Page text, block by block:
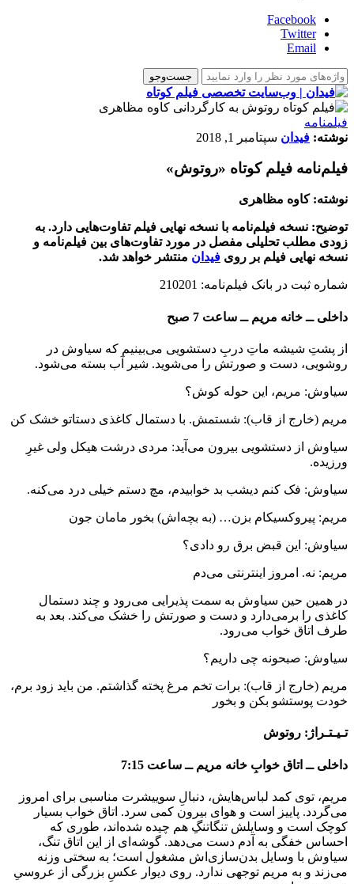
Facebook
Twitter
Email
فیلمنامه
نوشته: فیدان سپتامبر 1, 2018
فیلم‌نامه فیلم کوتاه «روتوش»
نوشته: کاوه مظاهری
توضیح: نسخه فیلم‌نامه با نسخه نهایی فیلم تفاوت‌هایی دارد. به
زودی مطلب تحلیلی مفصل در مورد تفاوت‌های بین فیلم‌نامه و
نسخه نهایی فیلم بر روی فیدان منتشر خواهد شد.
شماره ثبت در بانک فیلم‌نامه: 210201
داخلی ــ خانه مریم ــ ساعت 7 صبح
از پشتِ شیشه ماتِ دربِ دستشویی می‌بینیم که سیاوش در
روشویی، دست و صورتش را می‌شوید. شیر آب بسته می‌شود.
سیاوش: مریم، این حوله کوش؟
مریم (خارج از قاب): شستمش. با دستمال کاغذی دستاتو خشک کن
سیاوش از دستشویی بیرون می‌آید: مردی درشت هیکل ولی غیرِ
ورزیده.
سیاوش: فک کنم دیشب بد خوابیدم، مچ دستم خیلی درد می‌کنه.
مریم: پیروکسیکام بزن… (به بچه‌اش) بخور مامان جون
سیاوش: این قبض برق رو دادی؟
مریم: نه. امروز اینترنتی می‌دم
در همین حین سیاوش به سمت پذیرایی می‌رود و چند دستمال
کاغذی را برمی‌دارد و دست و صورتش را خشک می‌کند. بعد به
طرف اتاق خواب می‌رود.
سیاوش: صبحونه چی داریم؟
مریم (خارج از قاب): برات تخم مرغ پخته گذاشتم. من باید زود برم،
خودت پوستشو بکن و بخور
تـیـتـراژ: روتوش
داخلی ــ اتاق خوابِ خانه مریم ــ ساعت 7:15
مریم، توی کمد لباس‌هایش، دنبالِ سوییشرت مناسبی برای امروز
می‌گردد. پاییز است و هوای بیرون کمی سرد. اتاق خواب بسیار
کوچک است و وسایلش تنگاتنگِ هم چیده شده‌اند، طوری که
احساس خفگی به آدم دست می‌دهد. گوشه‌ای از این اتاق تنگ،
سیاوش با وسایل بدن‌سازی‌اش مشغول است؛ به سختی وزنه
می‌زند و به مریم توجهی ندارد. روی دیوار عکسِ بزرگی از عروسیِ